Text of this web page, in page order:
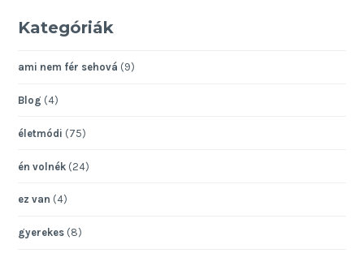
Kategóriák
ami nem fér sehová (9)
Blog (4)
életmódi (75)
én volnék (24)
ez van (4)
gyerekes (8)